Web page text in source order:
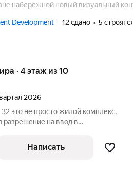
набережной новый визуальный
Development 12 сдано 5
· 4 этаж из 10
2026
разрешение на ввод в
- 12,65 м Раздельный санузел -
Написать